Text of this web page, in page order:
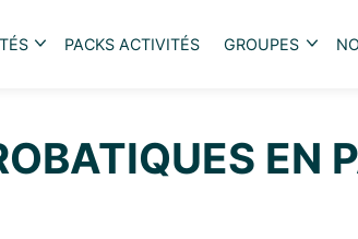
Ouvrir
PACKS ACTIVITÉS GROUPES
Ouvrir
EN